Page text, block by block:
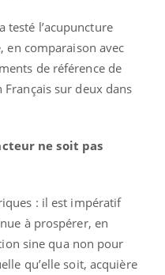
testé l’acupuncture
en comparaison avec
de référence de
sur deux dans
ne soit pas
: il est impératif
à prospérer, en
sine qua non pour
qu’elle soit, acquière